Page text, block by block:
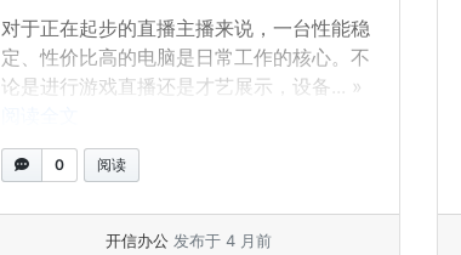
对于正在起步的直播主播来说，一台性能稳
定、性价比高的电脑是日常工作的核心。不
论是进行游戏直播还是才艺展示，设备... »
0 阅读
开信办公 发布于 4 月前